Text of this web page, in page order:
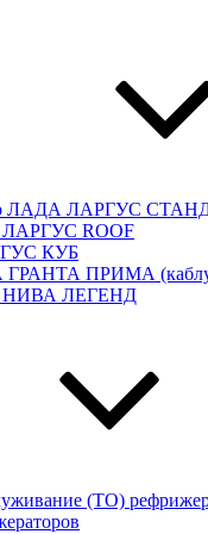
ЛАДА ЛАРГУC
ROOF
КУБ
ГРАНТА ПРИМА
НИВА ЛЕГЕНД
(ТО)